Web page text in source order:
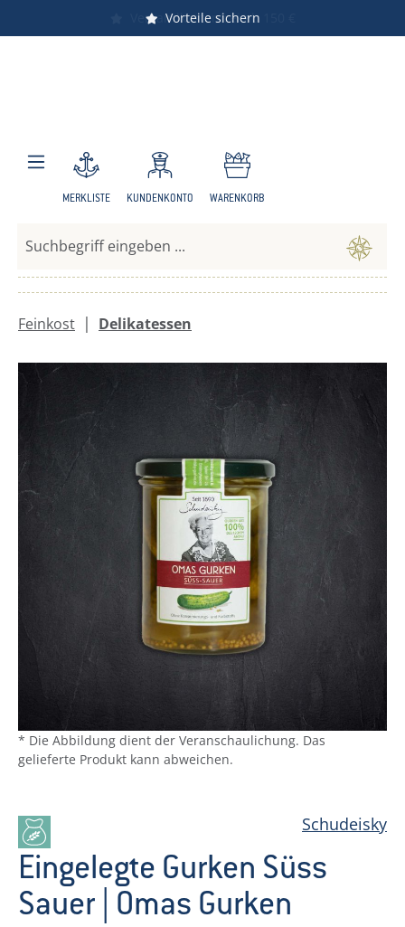
Zum Hauptinhalt springen
Vorteile sichern
Versandkostenfrei ab 150 €
MERKLISTE KUNDENKONTO WARENKORB
Feinkost | Delikatessen
Bildergalerie überspringen
* Die Abbildung dient der Veranschaulichung. Das
gelieferte Produkt kann abweichen.
Schudeisky
Eingelegte Gurken Süss
Sauer | Omas Gurken